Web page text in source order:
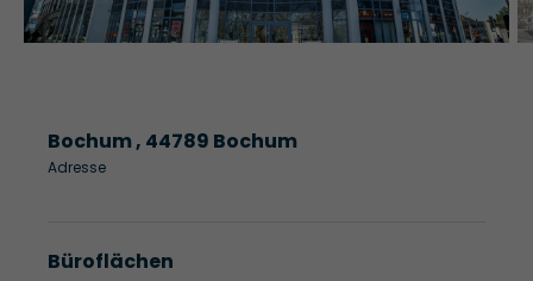
Bochum , 44789 Bochum
Adresse
Büroflächen